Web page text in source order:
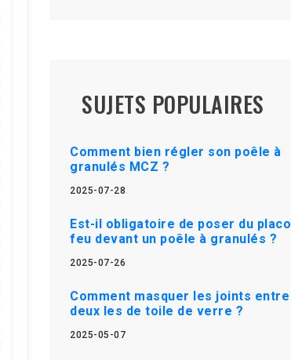
SUJETS POPULAIRES
Comment bien régler son poêle à
granulés MCZ ?
2025-07-28
Est-il obligatoire de poser du placo
feu devant un poêle à granulés ?
2025-07-26
Comment masquer les joints entre
deux les de toile de verre ?
2025-05-07